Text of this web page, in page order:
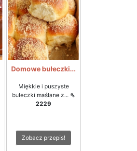
Domowe bułeczki...
Miękkie i puszyste
bułeczki maślane z... ⇖
2229
Zobacz przepis!